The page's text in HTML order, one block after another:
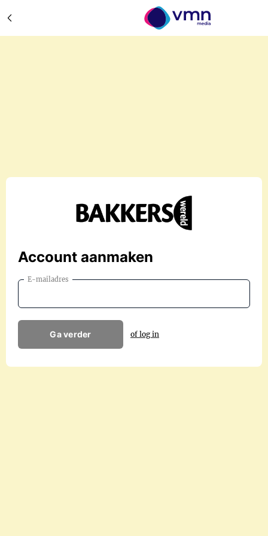
Account aanmaken
E-mailadres
Ga verder of log in